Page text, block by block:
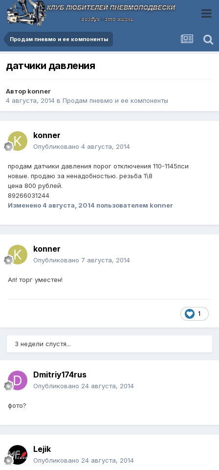
Продам пневмо и ее компоненты
датчики давления
Автор konner
4 августа, 2014 в Продам пневмо и ее компоненты
konner
Опубликовано 4 августа, 2014
продам датчики давления порог отключения 110-1145пси
новые. продаю за ненадобностью. резьба 1\8
цена 800 рублей.
89266031244
Изменено4 августа, 2014 пользователем konner
konner
Опубликовано 7 августа, 2014
Ап! торг уместен!
1
3 недели спустя...
Dmitriy174rus
Опубликовано 24 августа, 2014
фото?
Lejik
Опубликовано 24 августа, 2014